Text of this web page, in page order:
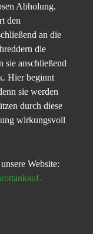
Abholung.
den
an die
die
sie anschließend
Hier beginnt
sie werden
durch diese
wirkungsvoll
Website: